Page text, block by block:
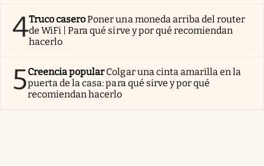
4Truco caseroPoner una moneda arriba del router
de WiFi | Para qué sirve y por qué recomiendan
hacerlo
5Creencia popularColgar una cinta amarilla en la
puerta de la casa: para qué sirve y por qué
recomiendan hacerlo